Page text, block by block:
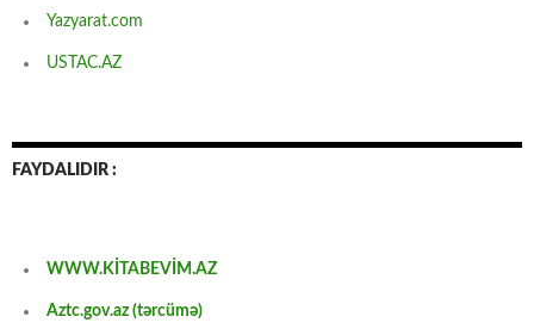
Yazyarat.com
USTAC.AZ
FAYDALIDIR :
WWW.KİTABEVİM.AZ
Aztc.gov.az (tərcümə)